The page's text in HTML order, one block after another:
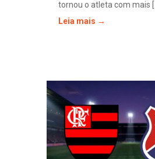
tornou o atleta com mais
Leia mais →